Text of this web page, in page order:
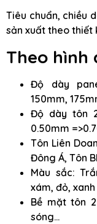
Tiêu chuẩn, chiều
sản xuất theo thiết
Theo hình
Độ dày
150mm,
Độ dày tôn
0.50mm
Tôn Liên
Đông Á, Tôn
Màu sắc:
xám, đỏ,
Bề mặt tôn
sóng…